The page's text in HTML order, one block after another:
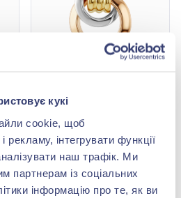
кукі
cookie, щоб
рекламу, інтегрувати функції
наш трафік. Ми
партнерам із соціальних
інформацію про те, як ви
жовто-білого золота
585°, без вставки, арт.
320720
10 251,65 грн
(арт. 320720)
Купити